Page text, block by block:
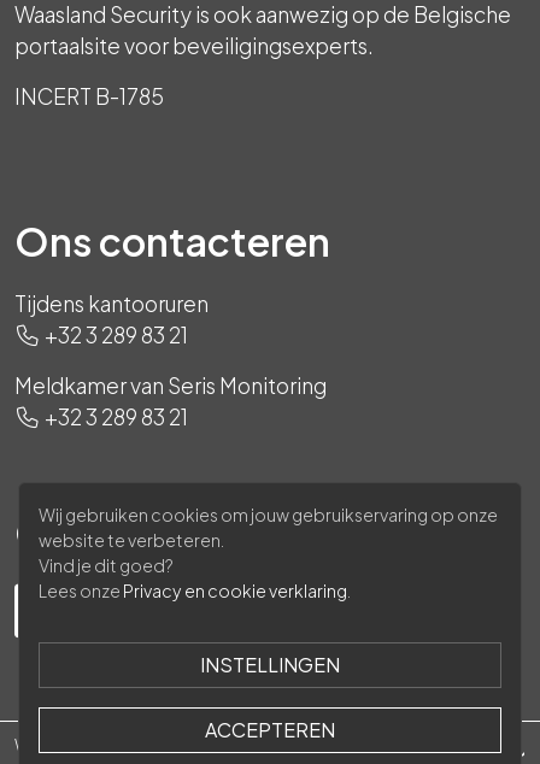
Waasland Security is ook aanwezig op de Belgische
portaalsite voor beveiligingsexperts.
INCERT B-1785
Ons contacteren
Tijdens kantooruren
+32 3 289 83 21
Meldkamer van Seris Monitoring
+32 3 289 83 21
Ons volgen
Waasland Security © 2026 -
Wij gebruiken cookies om jouw gebruikservaring op onze
website te verbeteren.
Vind je dit goed?
Lees onze Privacy en cookie verklaring
INSTELLINGEN
ACCEPTEREN